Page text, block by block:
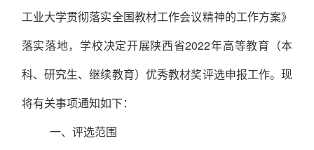
工业大学贯彻落实全国教材工作会议精神的工作方案》
落实落地，学校决定开展陕西省2022年高等教育（本
科、研究生、继续教育）优秀教材奖评选申报工作。现
将有关事项通知如下：
一、评选范围